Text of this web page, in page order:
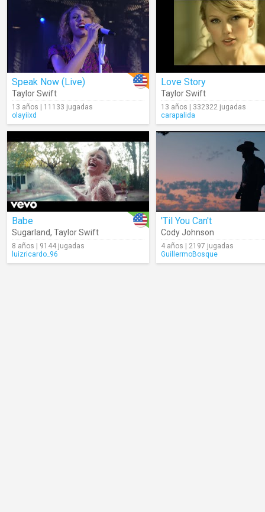
Speak Now (Live)
Taylor Swift
13 años | 11133 jugadas
olayiixd
Love Story
Taylor Swift
13 años | 332322 jugadas
carapalida
Babe
Sugarland, Taylor Swift
8 años | 9144 jugadas
luizricardo_96
'Til You Can't
Cody Johnson
4 años | 2197 jugadas
GuillermoBosque